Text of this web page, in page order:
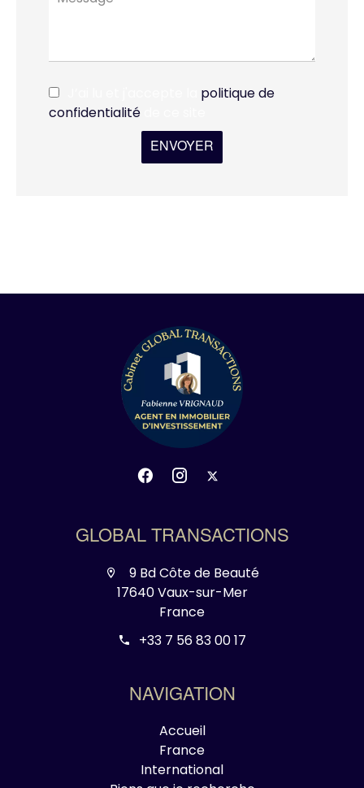
politique de
confidentialité
ENVOYER
GLOBAL TRANSACTIONS
9 Bd Côte de Beauté
17640 Vaux-sur-Mer
France
+33 7 56 83 00 17
NAVIGATION
Accueil
France
International